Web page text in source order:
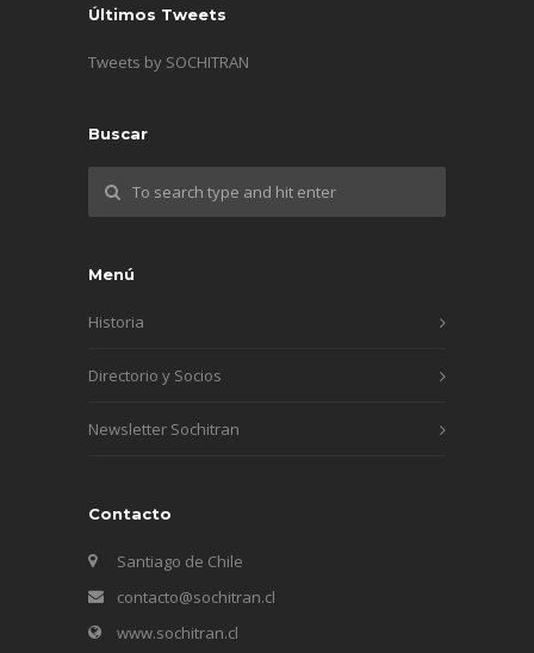
Últimos Tweets
Tweets by SOCHITRAN
Buscar
Menú
Historia
Directorio y Socios
Newsletter Sochitran
Contacto
Santiago de Chile
contacto@sochitran.cl
www.sochitran.cl